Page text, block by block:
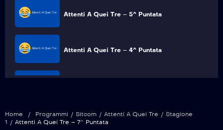
Attenti A Quei Tre – 5^ Puntata
Attenti A Quei Tre – 4^ Puntata
Attenti A Quei Tre – 2^ Puntata
Home / Programmi / Sitcom / Attenti A Quei Tre / Stagione
1 / Attenti A Quei Tre – 7^ Puntata